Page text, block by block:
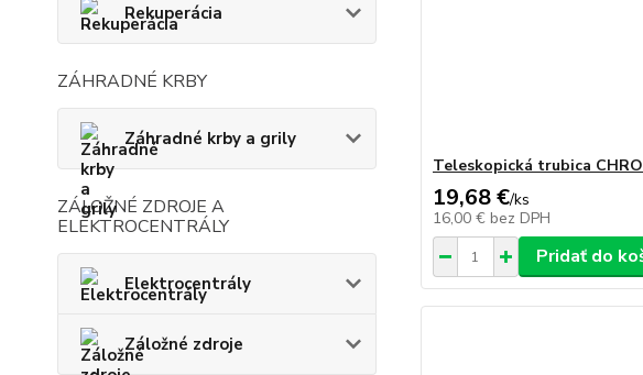
Rekuperácia
ZÁHRADNÉ KRBY
Záhradné krby a grily
ZÁLOŽNÉ ZDROJE A
ELEKTROCENTRÁLY
Elektrocentrály
Záložné zdroje
Teleskopická trubica
19,68 €/ks
16,00 € bez DPH
Pridať do